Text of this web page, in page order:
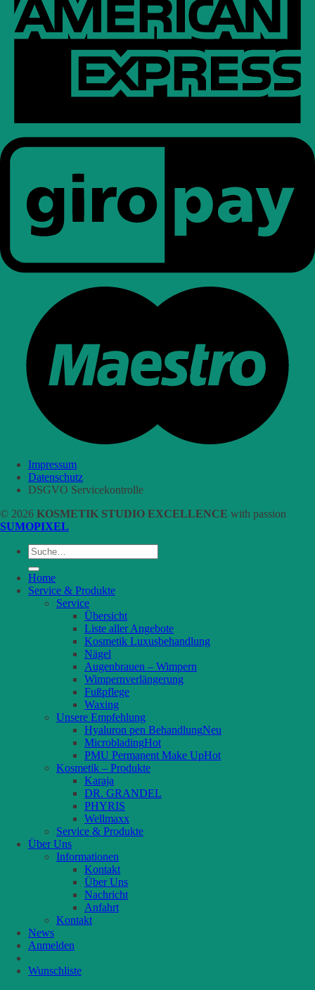
Impressum
Datenschutz
DSGVO Servicekontrolle
© 2026 KOSMETIK STUDIO EXCELLENCE with passion
SUMOPIXEL
Suche
nach:
Home
Service & Produkte
Service
Übersicht
Liste aller Angebote
Kosmetik Luxusbehandlung
Nägel
Augenbrauen – Wimpern
Wimpernverlängerung
Fußpflege
Waxing
Unsere Empfehlung
Hyaluron pen Behandlung
Microblading
PMU Permanent Make Up
Kosmetik – Produkte
Karaja
DR. GRANDEL
PHYRIS
Wellmaxx
Service & Produkte
Über Uns
Informationen
Kontakt
Über Uns
Nachricht
Anfahrt
Kontakt
News
Anmelden
Wunschliste